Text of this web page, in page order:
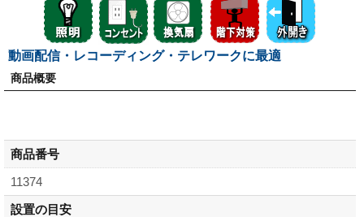
動画配信・レコーディング・テレワークに最適
商品概要
商品番号
11374
設置の目安